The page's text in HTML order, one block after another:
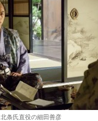
北条氏直役の細田善彦